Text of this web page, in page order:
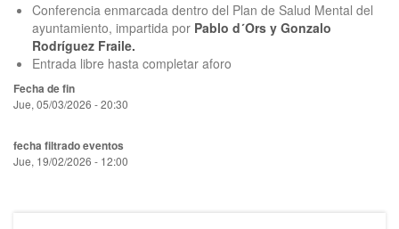
Conferencia enmarcada dentro del Plan de Salud Mental del
ayuntamiento, impartida por Pablo d´Ors y Gonzalo
Rodríguez Fraile.
Entrada libre hasta completar aforo
Fecha de fin
Jue, 05/03/2026 - 20:30
fecha filtrado eventos
Jue, 19/02/2026 - 12:00